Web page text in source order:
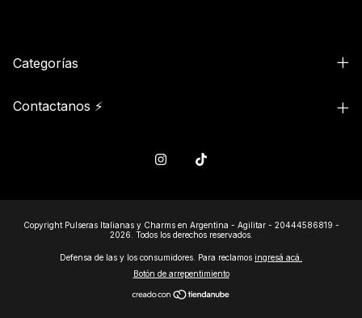
Categorías
Contactanos ⚡
Copyright Pulseras Italianas y Charms en Argentina - Agilitar - 20444586819 -
2026. Todos los derechos reservados.
Defensa de las y los consumidores. Para reclamos ingresá acá.
Botón de arrepentimiento